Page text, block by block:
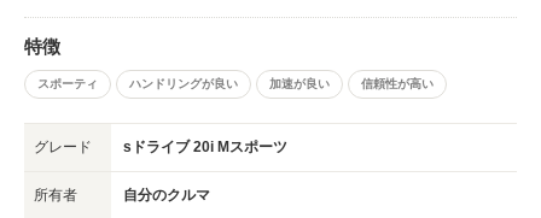
古車等を考えてる人はBMWディーラー指定の中古車だと保証パッケージつ
けてくれたと思います。 燃費は前モデルよりかはいいので私はあまり気に
なりません。気になるようならこの車は乗るべきではありません。 オープ
ンカーに乗るならガンガンオープンで走りましょう～ 楽しいですよ
特徴
スポーティ ハンドリングが良い 加速が良い 信頼性が高い
グレード sドライブ 20i Mスポーツ
所有者 自分のクルマ